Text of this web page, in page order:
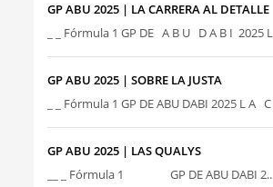
GP ABU 2025 | LA CARRERA AL DETALLE
_ _ Fórmula 1 GP DE A B U D A B I 2025
GP ABU 2025 | SOBRE LA JUSTA
_ _ Fórmula 1 GP DE ABU DABI 2025 L A C
GP ABU 2025 | LAS QUALYS
__ _ Fórmula 1 GP DE ABU DABI